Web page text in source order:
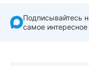
Подписывайтесь
самое интересное